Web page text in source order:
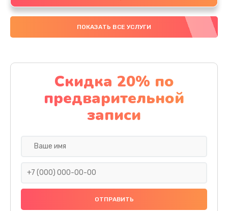
ПОКАЗАТЬ ВСЕ УСЛУГИ
Скидка 20% по
предварительной
записи